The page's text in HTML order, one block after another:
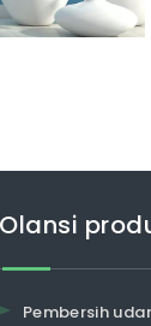
Olansi
Pembersih